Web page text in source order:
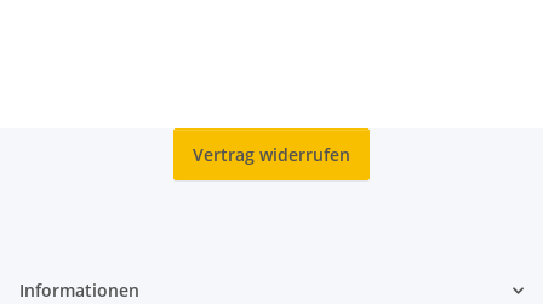
Vertrag widerrufen
Informationen